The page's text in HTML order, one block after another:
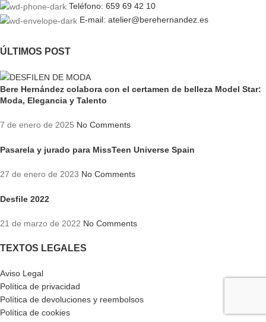
Teléfono: 659 69 42 10
E-mail: atelier@berehernandez.es
ÚLTIMOS POST
Bere Hernández colabora con el certamen de belleza Model Star:
Moda, Elegancia y Talento
7 de enero de 2025 No Comments
Pasarela y jurado para MissTeen Universe Spain
27 de enero de 2023 No Comments
Desfile 2022
21 de marzo de 2022 No Comments
TEXTOS LEGALES
Aviso Legal
Política de privacidad
Política de devoluciones y reembolsos
Política de cookies